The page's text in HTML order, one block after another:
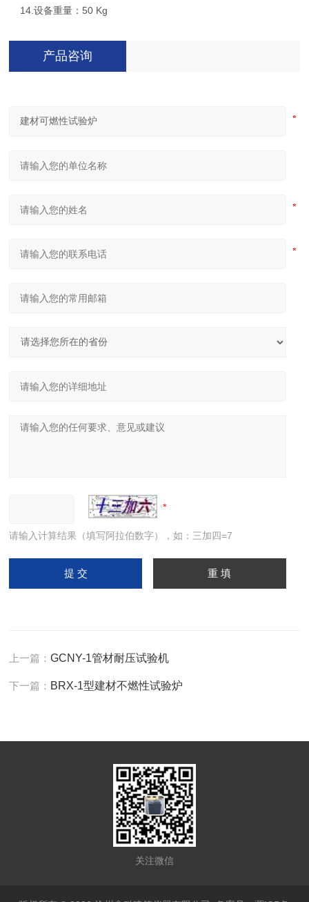
14.设备重量：50 Kg
产品咨询
请输入计算结果（填写阿拉伯数字），如：三加四=7
上一篇：GCNY-1管材耐压试验机
下一篇： BRX-1型建材不燃性试验炉
关注微信